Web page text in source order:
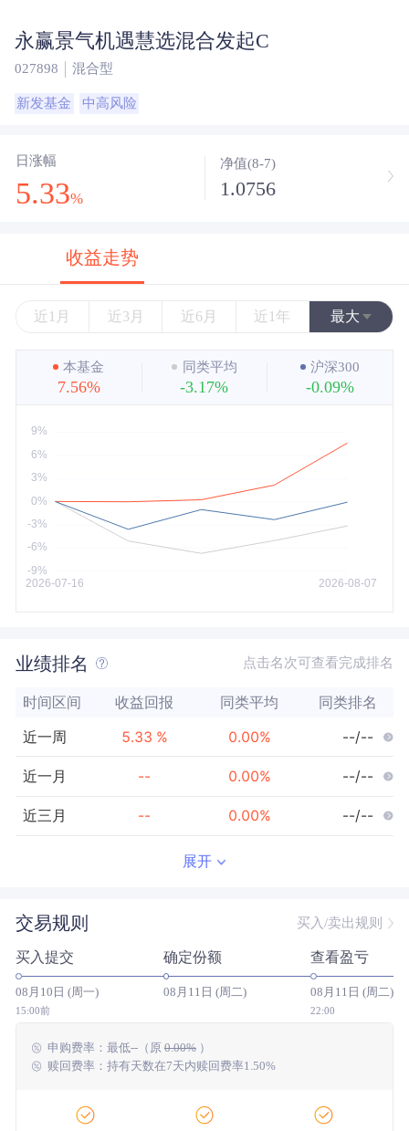
永赢景气机遇慧选混合发起C
027898 混合型
新发基金 中高风险
日涨幅
5.33%
净值(8-7)
1.0756
收益走势
近1月 近3月 近6月 近1年 最大
近3年
近5年
最大
本基金
7.56%
同类平均
-3.17%
沪深300
-0.09%
业绩排名 点击名次可查看完成排名
时间区间 收益回报 同类平均 同类排名
近一周 5.33 % 0.00% --/--
近一月 -- 0.00% --/--
近三月 -- 0.00% --/--
近三年 --/--
近五年 -- 0.00% --/--
今年以来
成立以来 7.56%
展开
交易规则 买入/卖出规则
买入提交
08月10日 (周一)
15:00前
确定份额
08月11日 (周二)
查看盈亏
08月11日 (周二)
22:00
申购费率： 最低--（原 0.00%）
赎回费率：持有天数在7天内赎回费率1.50%